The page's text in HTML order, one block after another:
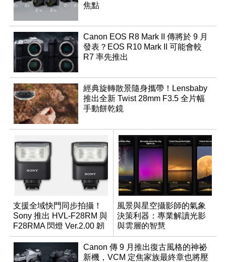
焦點
Canon EOS R8 Mark II 傳將於 9 月
發表？EOS R10 Mark II 可能會較
R7 率先推出
經典旋轉散景隨身攜帶！Lensbaby
推出全新 Twist 28mm F3.5 全片幅
手動餅乾鏡
支援全域快門同步拍攝！
Sony 推出 HVL-F28RM 與
F28RMA 閃燈 Ver.2.00 韌
體
風景與星空攝影師的氣象
決策利器：專業解讀光影
與雲層的智慧
App「Atmos」登場
Canon 傳 9 月推出復古風格的神祕
新機，VCM 定焦家族最終章也將壓